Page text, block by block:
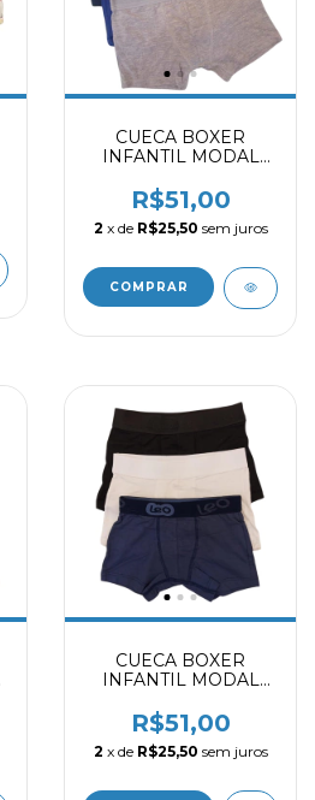
CUECA BOXER
INFANTIL MODAL
MESCLA 2031403
R$51,00
2 x de R$25,50 sem juros
COMPRAR
CUECA BOXER
INFANTIL MODAL
MARINHO 2031403
R$51,00
2 x de R$25,50 sem juros